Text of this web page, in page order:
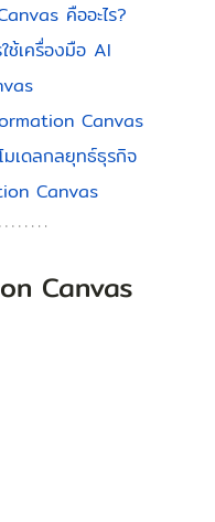
คืออะไร?
ช้เครื่องมือ AI
Canvas
เดลกลยุทธ์ธุรกิจ
Canvas
Canvas